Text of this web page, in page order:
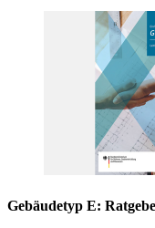
Gebäudetyp E: